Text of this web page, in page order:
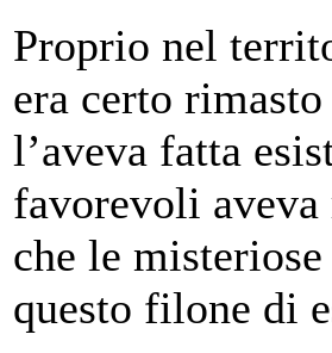
Proprio nel
era certo
l’aveva fatta
favorevoli aveva
che le
questo filone di